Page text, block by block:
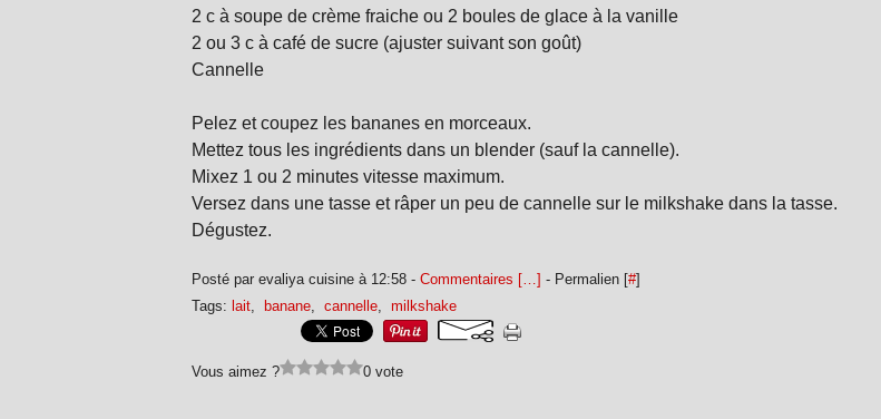
2 c à soupe de crème fraiche ou 2 boules de glace à la vanille
2 ou 3 c à café de sucre (ajuster suivant son goût)
Cannelle
Pelez et coupez les bananes en morceaux.
Mettez tous les ingrédients dans un blender (sauf la cannelle).
Mixez 1 ou 2 minutes vitesse maximum.
Versez dans une tasse et râper un peu de cannelle sur le milkshake dans la tasse.
Dégustez.
Posté par evaliya cuisine à 12:58 - Commentaires […] - Permalien [#]
Tags: lait, banane, cannelle, milkshake
Vous aimez ? 0 vote